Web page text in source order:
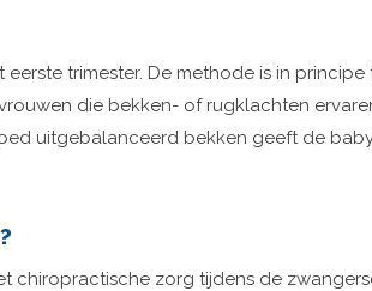
trimester. De methode is in
die bekken- of rugklachten
uitgebalanceerd bekken geeft de
chiropractische zorg tijdens de